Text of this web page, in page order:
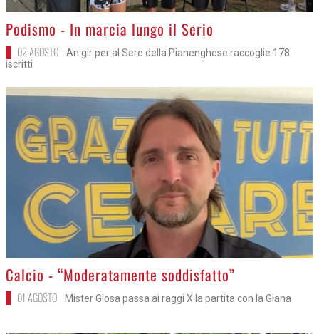
>
Podismo - In marcia lungo il Serio
02 AGOSTO
An gir per al Sere della Pianenghese raccoglie 178
iscritti
>
Calcio - “Moderatamente soddisfatto”
01 AGOSTO Mister Giosa passa ai raggi X la partita con la Giana